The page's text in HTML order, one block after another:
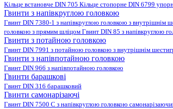
Кільце встановче DIN 705 Кільце стопорне DIN 6799
Гвинти з напівкруглою головкою
Гвинт DIN 7380-1 з напівкруглою головкою з внутрішнім
головкою з прямим шліцом Гвинт DIN 85 з напівкруглою
Гвинти з потайною головкою
Гвинт DIN 7991 з потайною головкою з внутрішнім
Гвинти з напівпотайною головкою
Гвинт DIN 966 з напівпотайною головкою
Гвинти барашкові
Гвинт DIN 316 барашковий
Гвинти самонарізаючі
Гвинт DIN 7500 C з напівкруглою головкою